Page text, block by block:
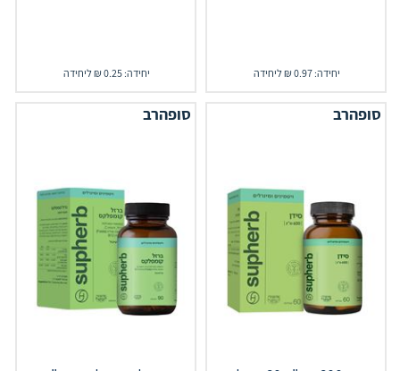
יחידה: 0.97 ₪ ליחידה יחידה: 0.25 ₪ ליחידה
סופהרב סופהרב